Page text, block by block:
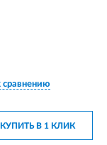
сравнению
КУПИТЬ В 1 КЛИК